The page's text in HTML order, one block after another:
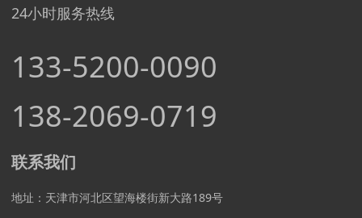
24小时服务热线
133-5200-0090
138-2069-0719
联系我们
地址：天津市河北区望海楼街新大路189号